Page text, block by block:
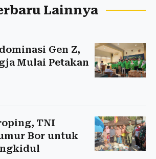
Lainnya
Gen Z,
Mulai Petakan
TNI
Bor untuk